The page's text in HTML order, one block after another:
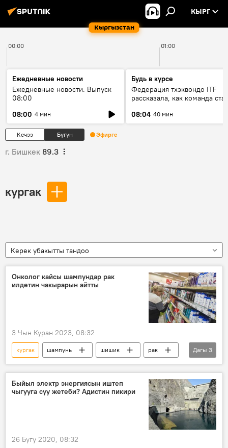
Кыргызстан
КЫРГ
00:00 01:00
Ежедневные новости
Ежедневные новости. Выпуск
08:00
08:00 4 мин
Будь в курсе
Федерация тхэквондо ITF
рассказала, как команда
08:04 40 мин
Кечээ Бүгүн Эфирге
г. Бишкек 89.3
кургак
Керек убакытты тандоо
Онколог кайсы шампундар рак
илдетин чакырарын айтты
3 Чын Куран 2023, 08:32
кургак шампунь шишик
рак
илдет
адис онкология
Дагы 3
Быйыл электр энергиясын иштеп
чыгууга суу жетеби? Адистин пикири
26 Бугу 2020, 08:32